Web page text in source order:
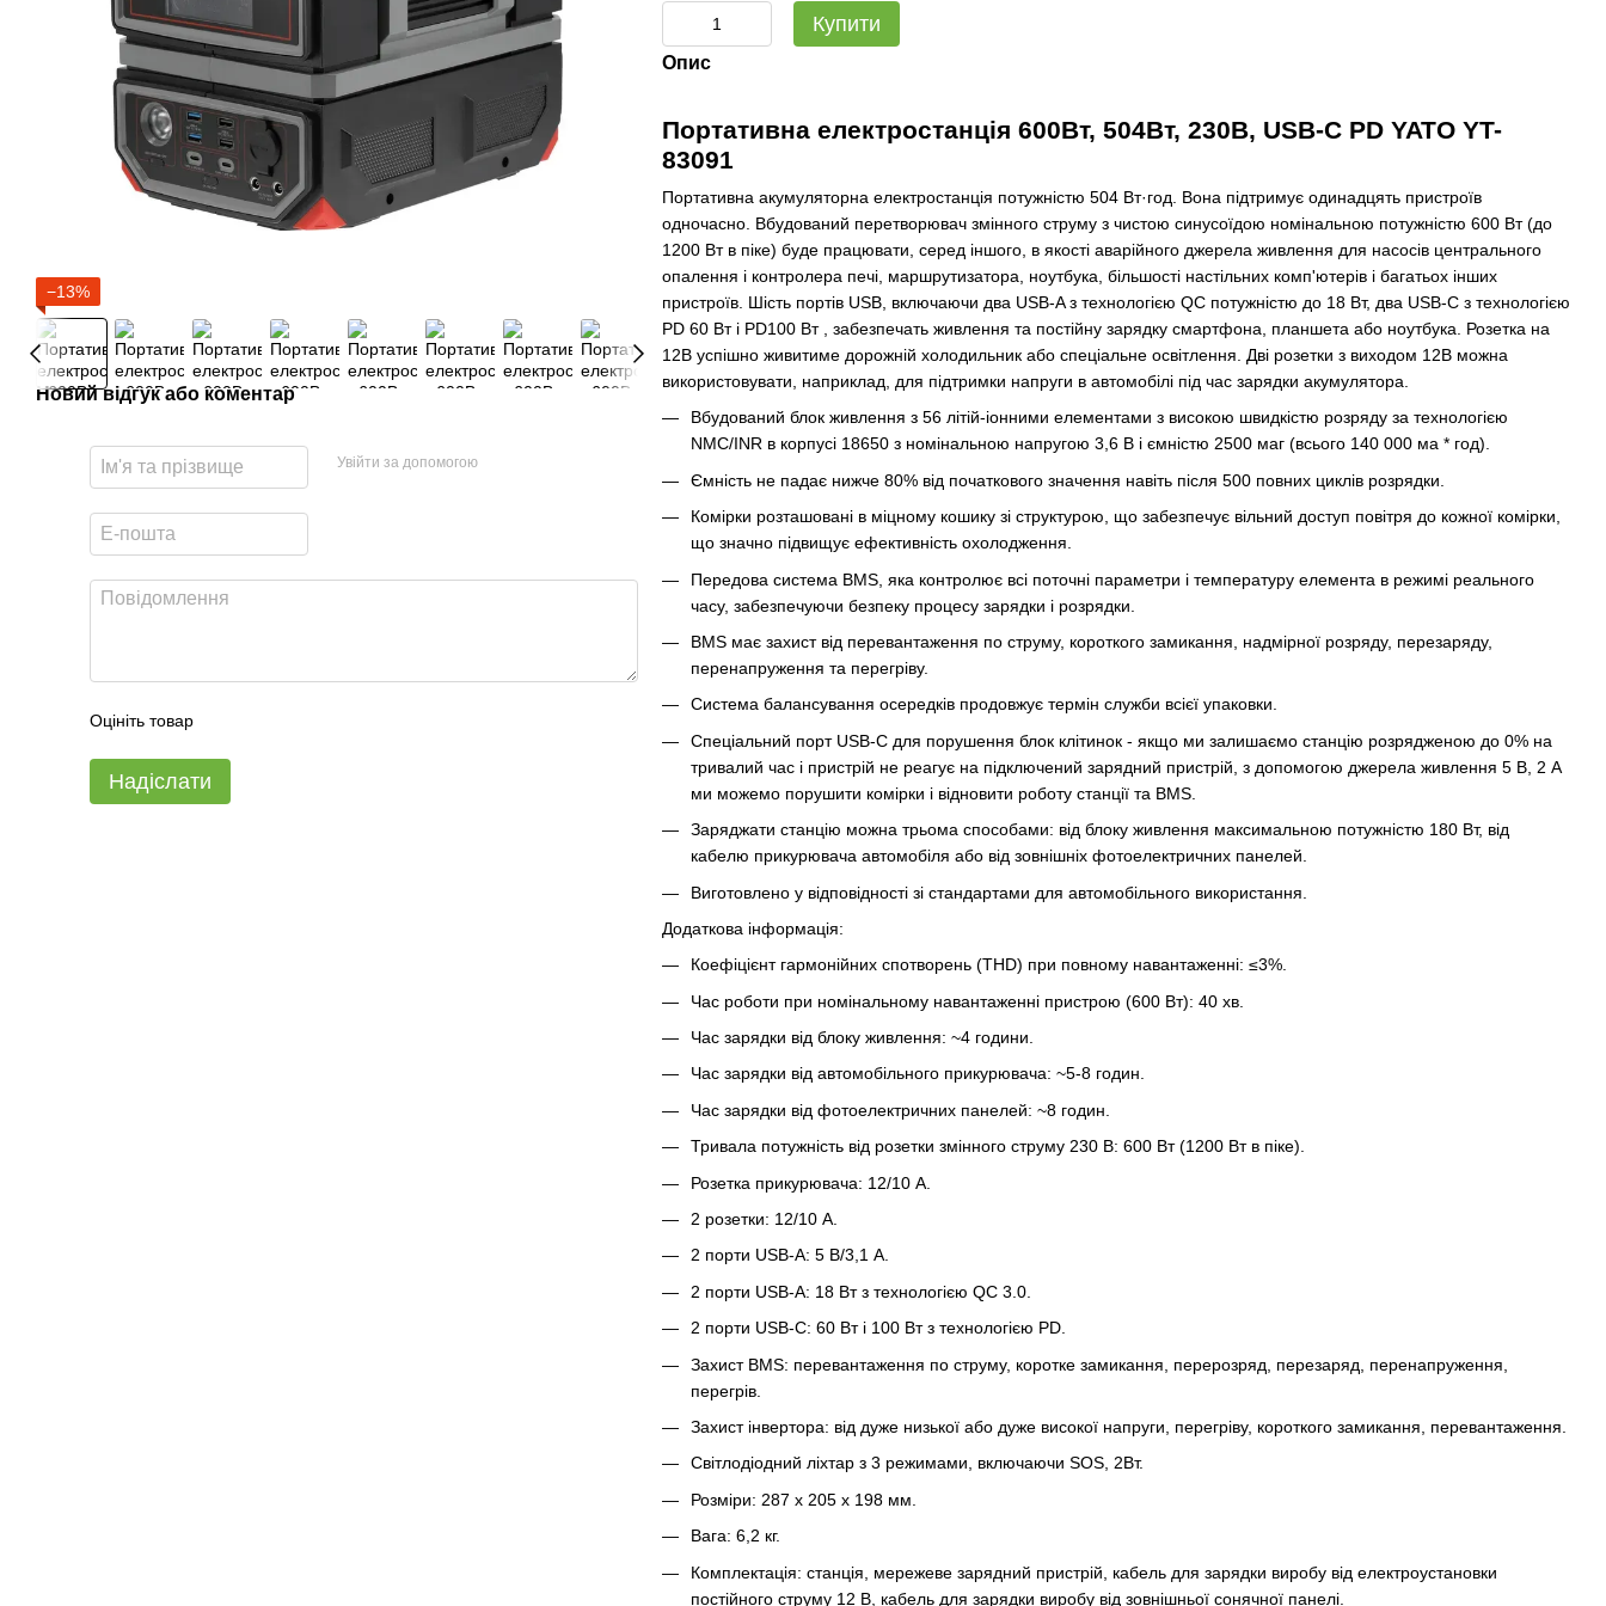
−13%
Новий відгук або коментар
Увійти за допомогою
Оцініть товар
Надіслати
Купити
Опис
Портативна електростанція 600Вт, 504Вт, 230В, USB-C PD YATO YT-
83091
Портативна акумуляторна електростанція потужністю 504 Вт·год. Вона підтримує одинадцять пристроїв
одночасно. Вбудований перетворювач змінного струму з чистою синусоїдою номінальною потужністю 600 Вт (до
1200 Вт в піке) буде працювати, серед іншого, в якості аварійного джерела живлення для насосів центрального
опалення і контролера печі, маршрутизатора, ноутбука, більшості настільних комп'ютерів і багатьох інших
пристроїв. Шість портів USB, включаючи два USB-A з технологією QC потужністю до 18 Вт, два USB-C з технологією
PD 60 Вт і PD100 Вт , забезпечать живлення та постійну зарядку смартфона, планшета або ноутбука. Розетка на
12В успішно живитиме дорожній холодильник або спеціальне освітлення. Дві розетки з виходом 12В можна
використовувати, наприклад, для підтримки напруги в автомобілі під час зарядки акумулятора.
Вбудований блок живлення з 56 літій-іонними елементами з високою швидкістю розряду за технологією
NMC/INR в корпусі 18650 з номінальною напругою 3,6 В і ємністю 2500 маг (всього 140 000 ма * год).
Ємність не падає нижче 80% від початкового значення навіть після 500 повних циклів розрядки.
Комірки розташовані в міцному кошику зі структурою, що забезпечує вільний доступ повітря до кожної комірки,
що значно підвищує ефективність охолодження.
Передова система BMS, яка контролює всі поточні параметри і температуру елемента в режимі реального
часу, забезпечуючи безпеку процесу зарядки і розрядки.
BMS має захист від перевантаження по струму, короткого замикання, надмірної розряду, перезаряду,
перенапруження та перегріву.
Система балансування осередків продовжує термін служби всієї упаковки.
Спеціальний порт USB-C для порушення блок клітинок - якщо ми залишаємо станцію розрядженою до 0% на
тривалий час і пристрій не реагує на підключений зарядний пристрій, з допомогою джерела живлення 5 В, 2 А
ми можемо порушити комірки і відновити роботу станції та BMS.
Заряджати станцію можна трьома способами: від блоку живлення максимальною потужністю 180 Вт, від
кабелю прикурювача автомобіля або від зовнішніх фотоелектричних панелей.
Виготовлено у відповідності зі стандартами для автомобільного використання.
Додаткова інформація:
Коефіцієнт гармонійних спотворень (THD) при повному навантаженні: ≤3%.
Час роботи при номінальному навантаженні пристрою (600 Вт): 40 хв.
Час зарядки від блоку живлення: ~4 години.
Час зарядки від автомобільного прикурювача: ~5-8 годин.
Час зарядки від фотоелектричних панелей: ~8 годин.
Тривала потужність від розетки змінного струму 230 В: 600 Вт (1200 Вт в піке).
Розетка прикурювача: 12/10 А.
2 розетки: 12/10 А.
2 порти USB-A: 5 В/3,1 А.
2 порти USB-A: 18 Вт з технологією QC 3.0.
2 порти USB-C: 60 Вт і 100 Вт з технологією PD.
Захист BMS: перевантаження по струму, коротке замикання, перерозряд, перезаряд, перенапруження,
перегрів.
Захист інвертора: від дуже низької або дуже високої напруги, перегріву, короткого замикання, перевантаження.
Світлодіодний ліхтар з 3 режимами, включаючи SOS, 2Вт.
Розміри: 287 х 205 х 198 мм.
Вага: 6,2 кг.
Комплектація: станція, мережеве зарядний пристрій, кабель для зарядки виробу від електроустановки
постійного струму 12 В, кабель для зарядки виробу від зовнішньої сонячної панелі.